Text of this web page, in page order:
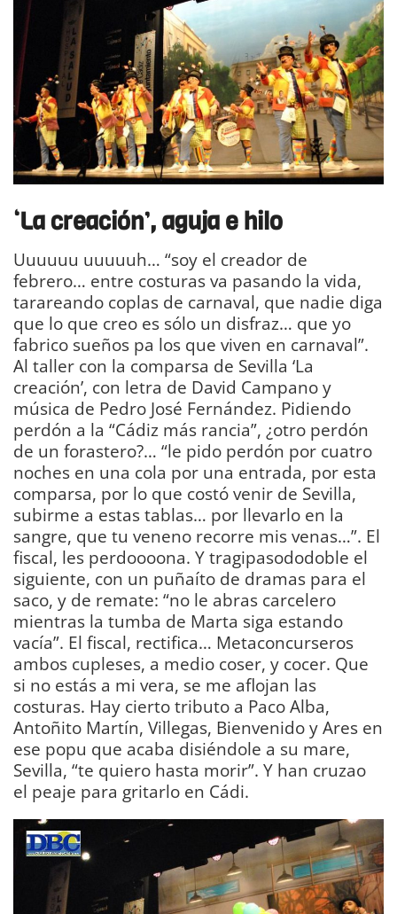
‘Lacreación’, aguja e hilo
Uuuuuu uuuuuh… “soy el creador de
febrero… entre costuras va pasando la vida,
tarareando coplas de carnaval, que nadie diga
que lo que creo es sólo un disfraz… que yo
fabrico sueños pa los que viven en carnaval”.
Al taller con la comparsa de Sevilla ‘La
creación’, con letra de David Campano y
música de Pedro José Fernández. Pidiendo
perdón a la “Cádiz más rancia”, ¿otro perdón
de un forastero?… “le pido perdón por cuatro
noches en una cola por una entrada, por esta
comparsa, por lo que costó venir de Sevilla,
subirme a estas tablas… por llevarlo en la
sangre, que tu veneno recorre mis venas…”. El
fiscal, les perdoooona. Y tragipasododoble el
siguiente, con un puñaíto de dramas para el
saco, y de remate: “no le abras carcelero
mientras la tumba de Marta siga estando
vacía”. El fiscal, rectifica… Metaconcurseros
ambos cupleses, a medio coser, y cocer. Que
si no estás a mi vera, se me aflojan las
costuras. Hay cierto tributo a Paco Alba,
Antoñito Martín, Villegas, Bienvenido y Ares en
ese popu que acaba disiéndole a su mare,
Sevilla, “te quiero hasta morir”. Y han cruzao
el peaje para gritarlo en Cádi.